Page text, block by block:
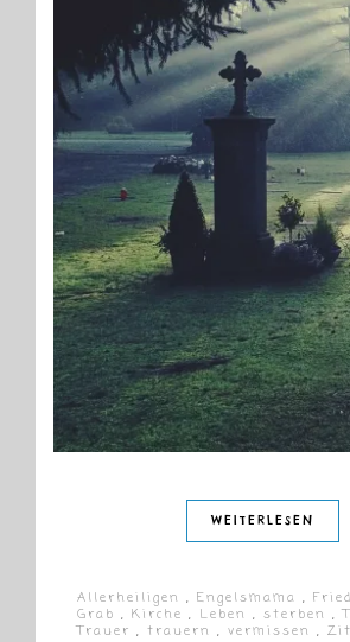
WEITERLESEN
Allerheiligen , Engelsmama ,
Grab , Kirche , Leben , sterben ,
Trauer , trauern , vermissen ,